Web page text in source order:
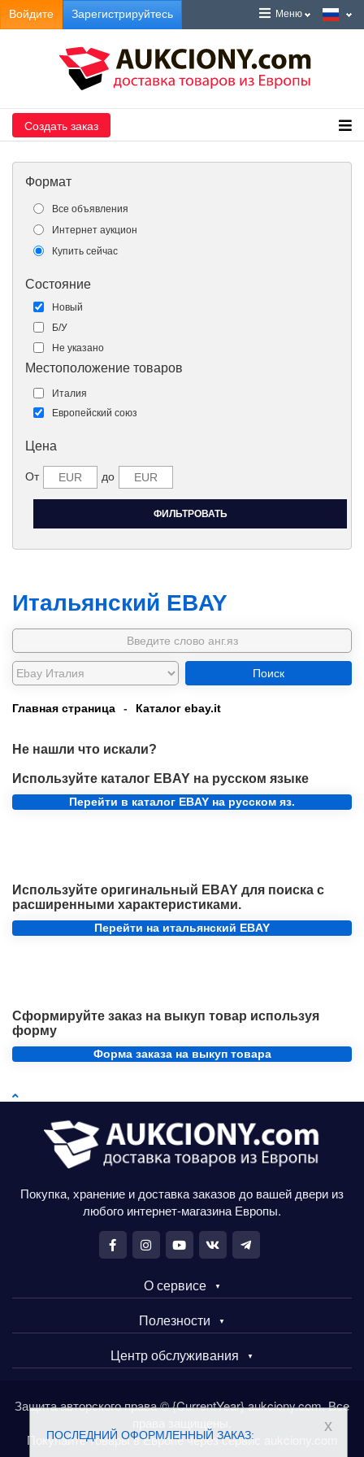
ПОСЛЕДНИЙ ОФОРМЛЕННЫЙ ЗАКАЗ:
x
Войдите Зарегистрируйтесь Меню
Создать заказ
Формат
Все объявления
Интернет аукцион
Купить сейчас
Состояние
Новый
Б/У
Не указано
Местоположение товаров
Италия
Европейский союз
Цена
От до
Итальянский EBAY
Поиск
Главная страница - Каталог ebay.it
Не нашли что искали?
Используйте каталог EBAY на русском языке
Перейти в каталог EBAY на русском яз.
Используйте оригинальный EBAY для поиска с
расширенными характеристиками.
Перейти на итальянский EBAY
Сформируйте заказ на выкуп товар используя
форму
Форма заказа на выкуп товара
Покупка, хранение и доставка заказов до вашей двери из
любого интернет-магазина Европы.
О сервисе
Полезности
Центр обслуживания
Защита авторского права © {CurrentYear} aukciony.com. Все
Покупайте товары в Европе через сервис aukciony.com